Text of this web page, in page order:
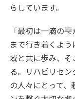
らしています。
「最初は一滴の
まで行き着くよ
域と共に歩み、
る。リハビリセ
の人々にとって